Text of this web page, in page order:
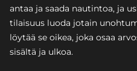
antaa ja saada nautintoa, ja
tilaisuus luoda jotain
löytää se oikea, joka osaa
sisältä ja ulkoa.